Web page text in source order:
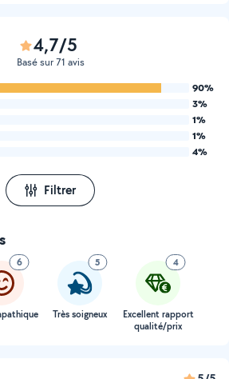
4,7/5
Basé sur 71 avis
90%
3%
1%
1%
4%
Filtrer
6 5
Très soigneux
4
Excellent rapport
qualité/prix